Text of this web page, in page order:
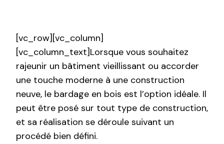
[vc_row][vc_column]
[vc_column_text]Lorsque vous souhaitez
rajeunir un bâtiment vieillissant ou accorder
une touche moderne à une construction
neuve, le bardage en bois est l’option idéale. Il
peut être posé sur tout type de construction,
et sa réalisation se déroule suivant un
procédé bien défini.